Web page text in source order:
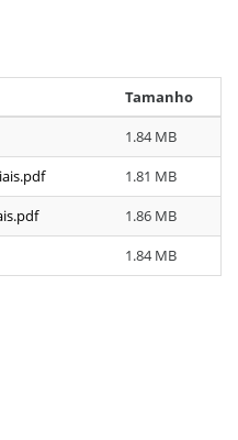
Tamanho
1.84 MB
1.81 MB
1.86 MB
1.84 MB